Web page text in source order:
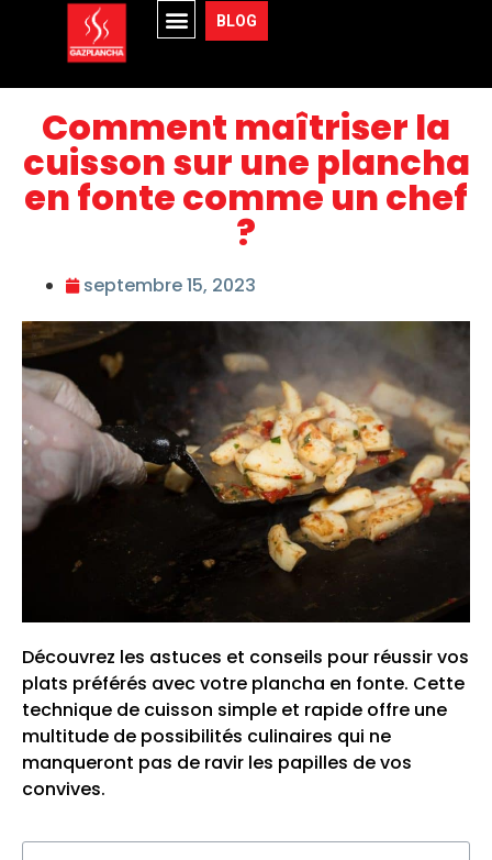
BLOG
Comment maîtriser la
cuisson sur une plancha
en fonte comme un chef
?
septembre 15, 2023
Découvrez les astuces et conseils pour réussir vos
plats préférés avec votre plancha en fonte. Cette
technique de cuisson simple et rapide offre une
multitude de possibilités culinaires qui ne
manqueront pas de ravir les papilles de vos
convives.